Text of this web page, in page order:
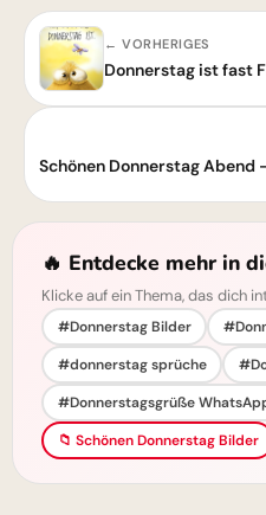
← VORHERIGES
Donnerstag ist fast
🔥 Entdecke mehr in
Klicke auf ein Thema, das dich
#Donnerstag Bilder
#donnerstag sprüche
#Donnerstagsgrüße
📁 Schönen Donnerstag Bilder